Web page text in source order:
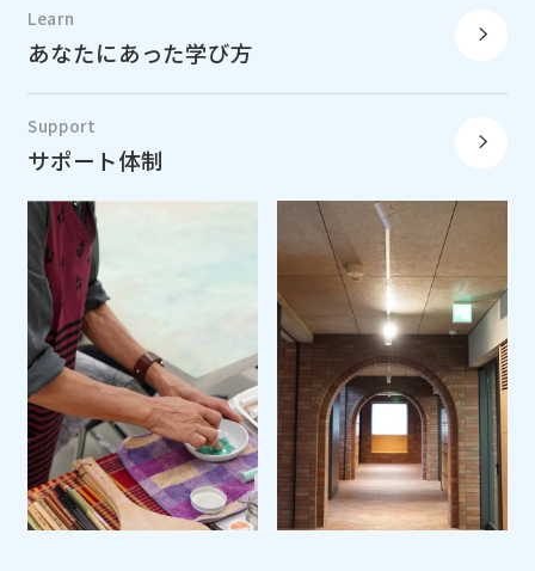
Learn
あなたにあった学び方
Support
サポート体制